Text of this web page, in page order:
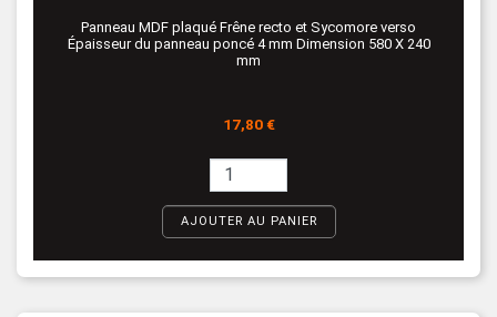
Panneau MDF plaqué Frêne recto et Sycomore verso
Épaisseur du panneau poncé 4 mm Dimension 580 X 240
mm
Prix
17,80 €
AJOUTER AU PANIER